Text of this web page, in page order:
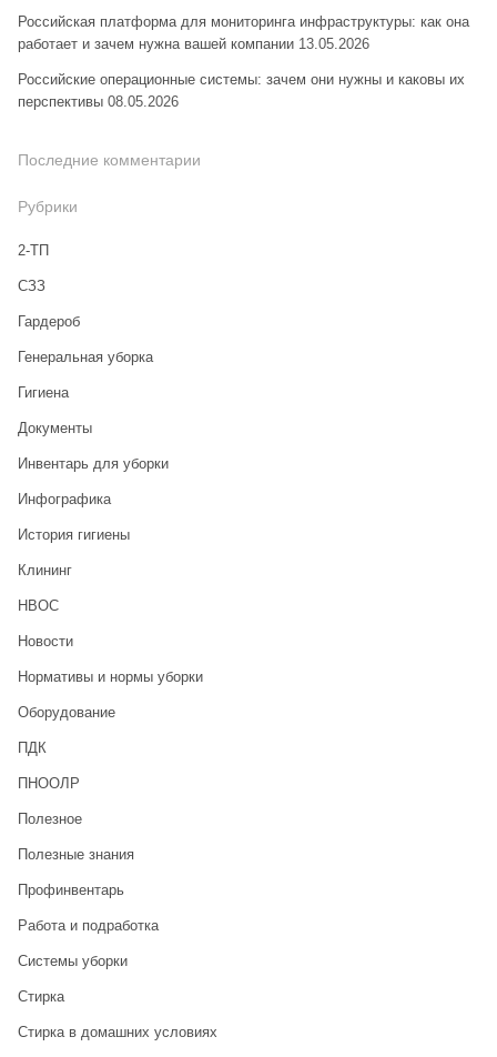
Российская платформа для мониторинга инфраструктуры: как она
работает и зачем нужна вашей компании 13.05.2026
Российские операционные системы: зачем они нужны и каковы их
перспективы 08.05.2026
Последние комментарии
Рубрики
2-ТП
CЗЗ
Гардероб
Генеральная уборка
Гигиена
Документы
Инвентарь для уборки
Инфографика
История гигиены
Клининг
НВОС
Новости
Нормативы и нормы уборки
Оборудование
ПДК
ПНООЛР
Полезное
Полезные знания
Профинвентарь
Работа и подработка
Системы уборки
Стирка
Стирка в домашних условиях